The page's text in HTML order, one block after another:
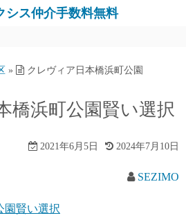
シス仲介手数料無料
» クレヴィア日本橋浜町公園
橋浜町公園賢い選択
2021年6月5日 2024年7月10日
SEZIMO
園賢い選択